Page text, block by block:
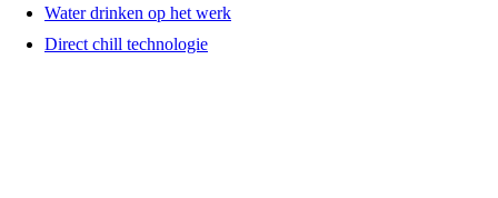
Water drinken op het werk
Direct chill technologie